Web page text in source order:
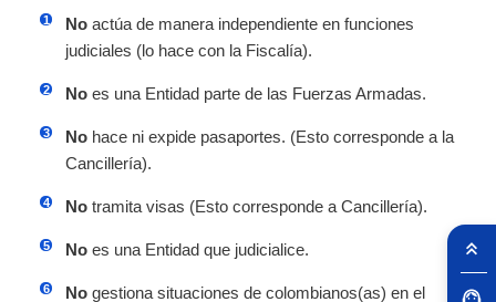
No actúa de manera independiente en funciones
judiciales (lo hace con la Fiscalía).
No es una Entidad parte de las Fuerzas Armadas.
No hace ni expide pasaportes. (Esto corresponde a la
Cancillería).
No tramita visas (Esto corresponde a Cancillería).
No es una Entidad que judicialice.
No gestiona situaciones de colombianos(as) en el